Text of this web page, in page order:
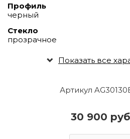
Артикул
30 900
Профиль
черный
Стекло
прозрачное
Показать все